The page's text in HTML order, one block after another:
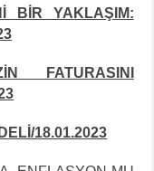
BİR YAKLAŞIM:
FATURASINI
18.01.2023